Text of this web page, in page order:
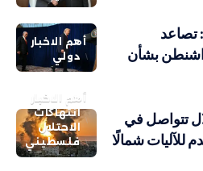
أهم الاخبار
دولي
تصاعد
بشأن
أهم الاخبار
انتهاكات
الاحتلال
فلسطيني
تتواصل في
شمالًا